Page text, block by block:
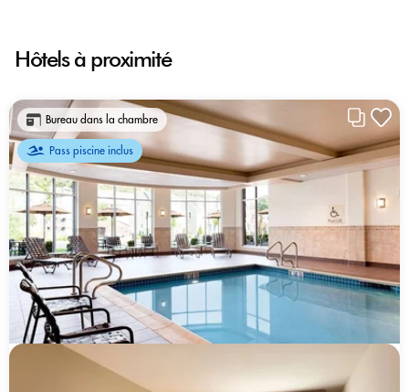
Hôtels à proximité
Bureau dans la chambre
Pass piscine inclus